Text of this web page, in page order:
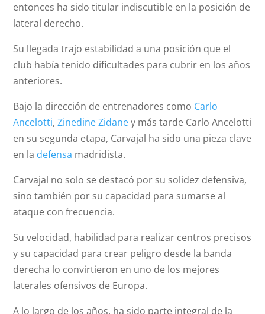
entonces ha sido titular indiscutible en la posición de
lateral derecho.
Su llegada trajo estabilidad a una posición que el
club había tenido dificultades para cubrir en los años
anteriores.
Bajo la dirección de entrenadores como Carlo
Ancelotti,Zinedine Zidaney más tarde Carlo Ancelotti
en su segunda etapa, Carvajal ha sido una pieza clave
en la defensa madridista.
Carvajal no solo se destacó por su solidez defensiva,
sino también por su capacidad para sumarse al
ataque con frecuencia.
Su velocidad, habilidad para realizar centros precisos
y su capacidad para crear peligro desde la banda
derecha lo convirtieron en uno de los mejores
laterales ofensivos de Europa.
A lo largo de los años, ha sido parte integral de la